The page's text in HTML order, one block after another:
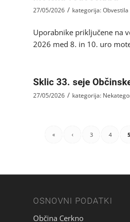
27/05/2026 / kategorija:Obvestila
Uporabnike priključene na
2026 med 8. in 10. uro
Sklic 33. seje
27/05/2026 / kategorija:
« ‹ 3 4 5
OSNOVNI PODATKI
Občina Cerkno